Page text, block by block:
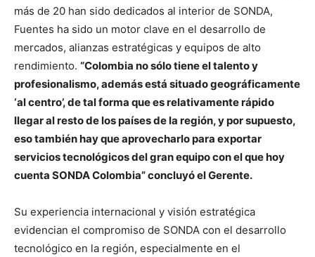
más de 20 han sido dedicados al interior de SONDA,
Fuentes ha sido un motor clave en el desarrollo de
mercados, alianzas estratégicas y equipos de alto
rendimiento. “Colombia no sólo tiene el talento y
profesionalismo, además está situado geográficamente
‘al centro’, de tal forma que es relativamente rápido
llegar al resto de los países de la región, y por supuesto,
eso también hay que aprovecharlo para exportar
servicios tecnológicos del gran equipo con el que hoy
cuenta SONDA Colombia” concluyó el Gerente.
Su experiencia internacional y visión estratégica
evidencian el compromiso de SONDA con el desarrollo
tecnológico en la región, especialmente en el